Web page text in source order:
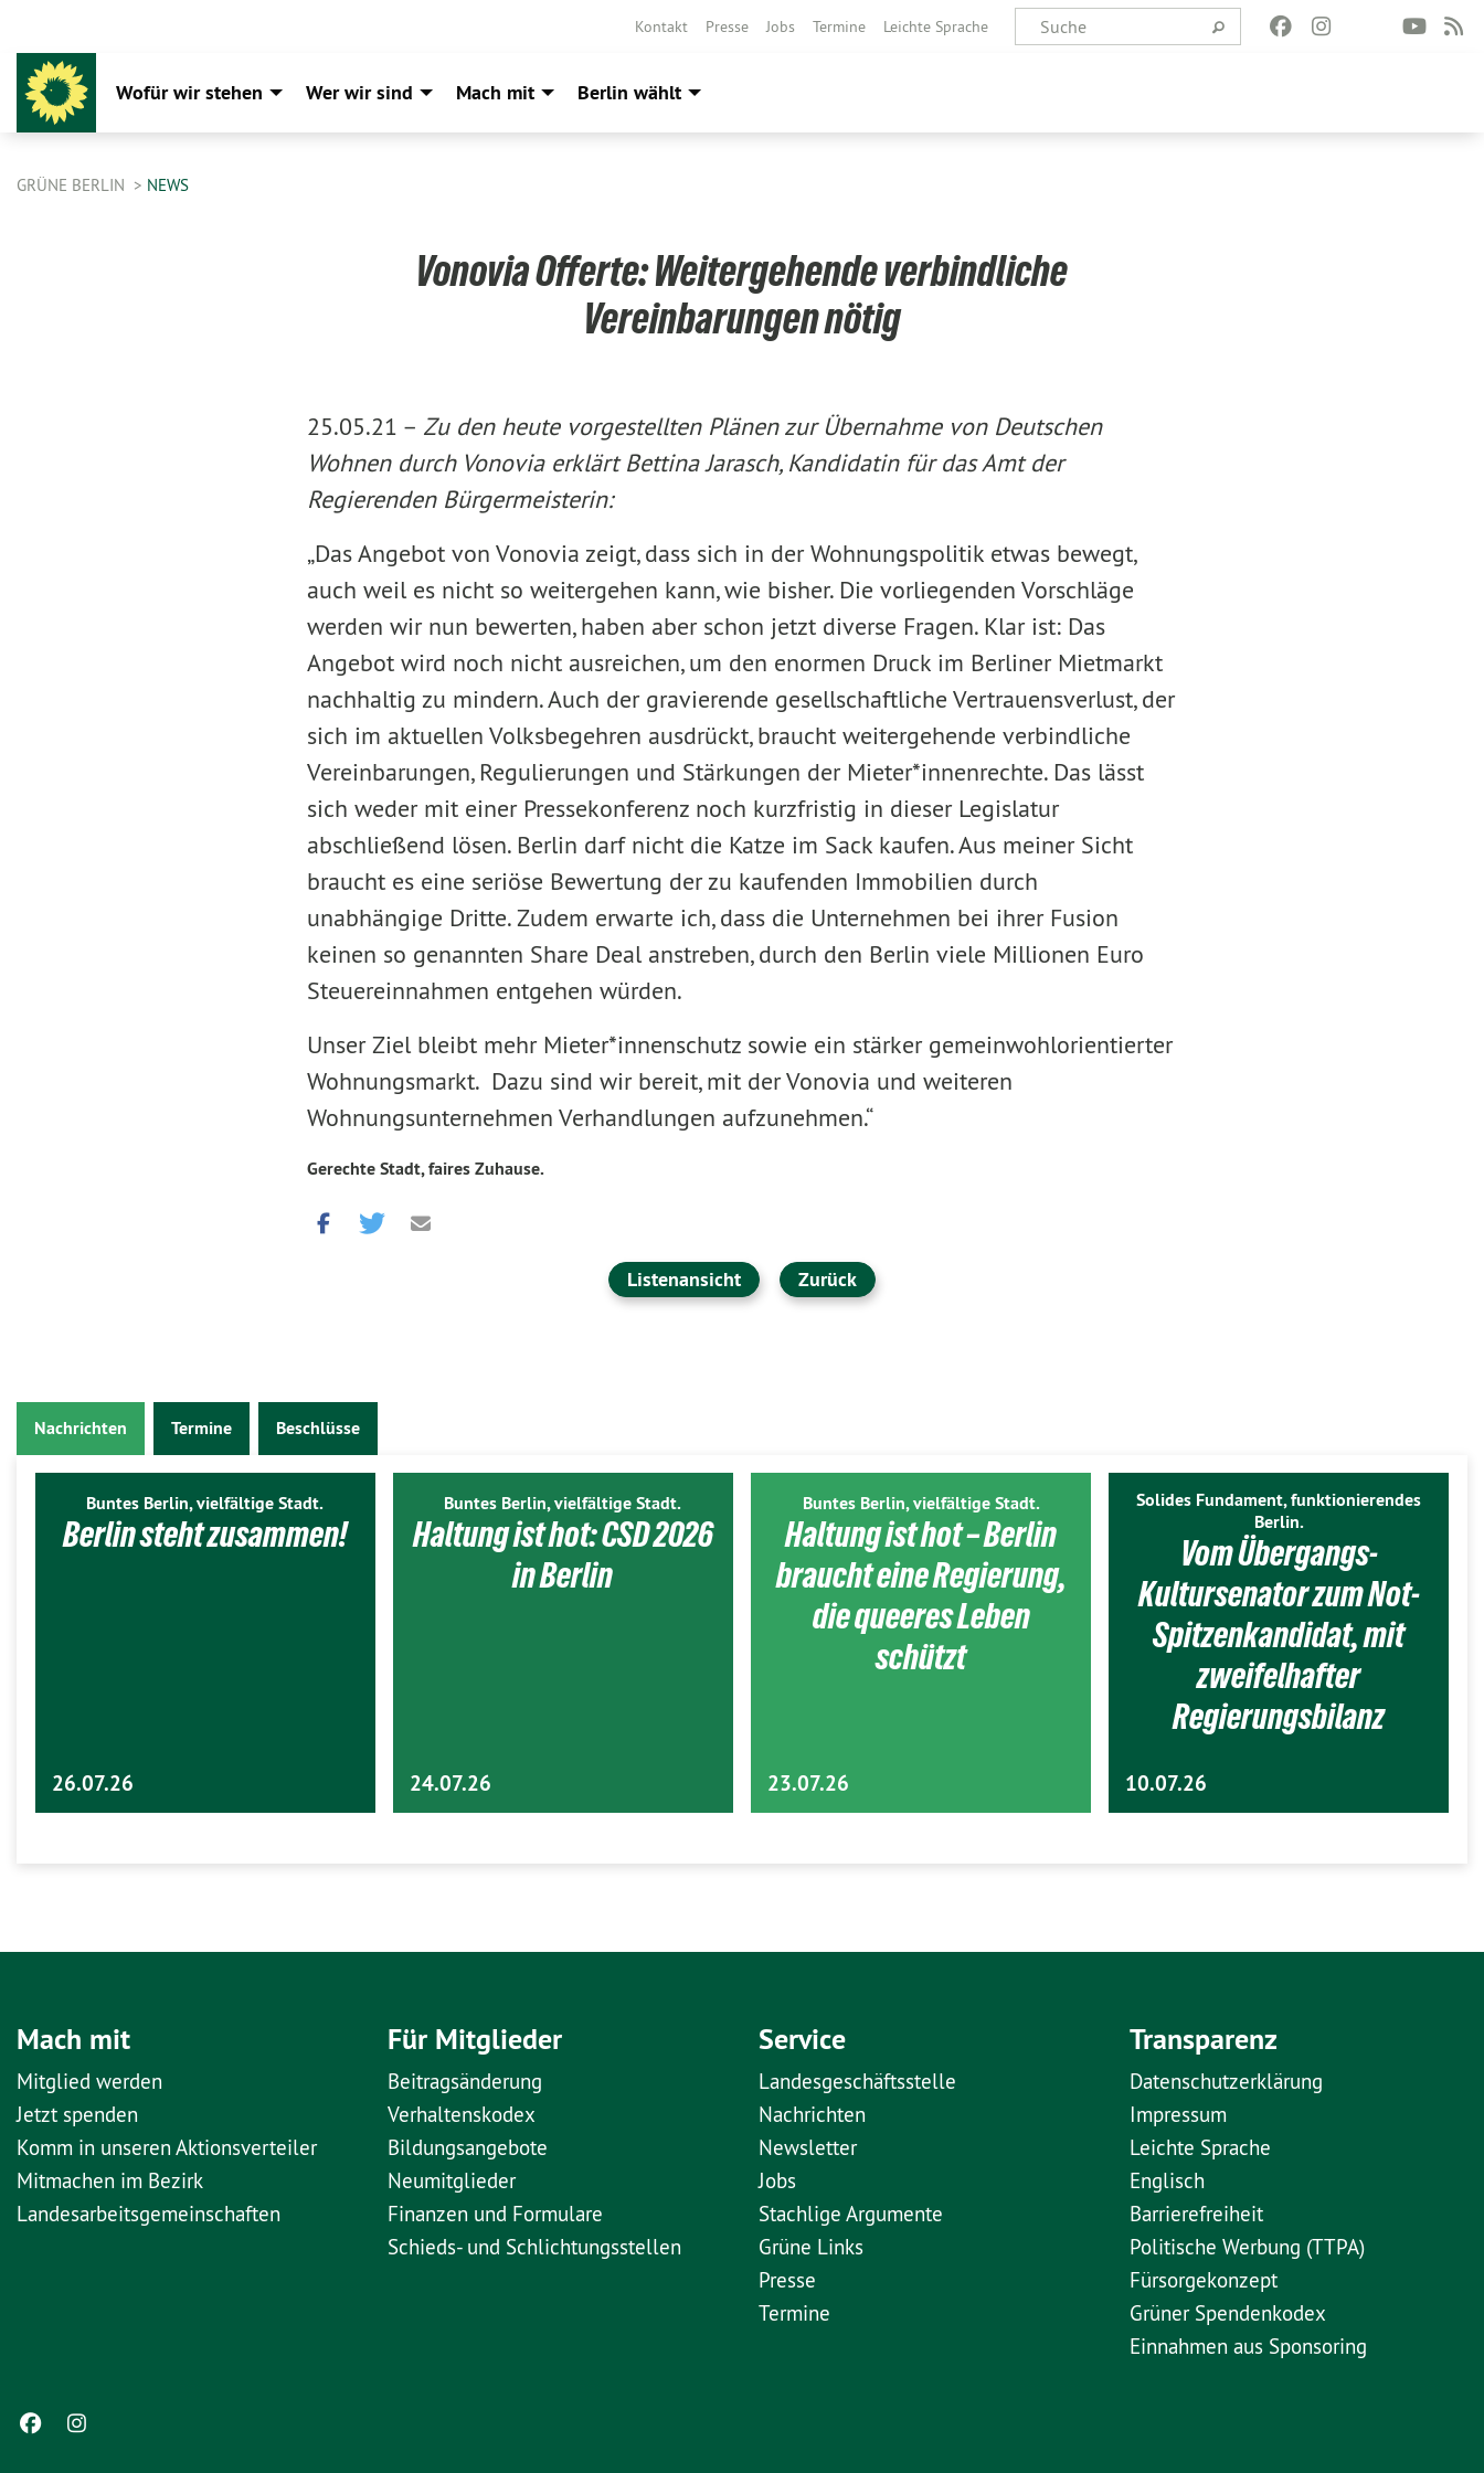
Kontakt Presse Jobs Termine Leichte Sprache
Wofür wir stehen Wer wir sind Mach mit Berlin wählt
GRÜNE BERLIN NEWS
Vonovia Offerte: Weitergehende verbindliche
Vereinbarungen nötig
25.05.21 – Zu den heute vorgestellten Plänen zur Übernahme von Deutschen
Wohnen durch Vonovia erklärt Bettina Jarasch, Kandidatin für das Amt der
Regierenden Bürgermeisterin:
„Das Angebot von Vonovia zeigt, dass sich in der Wohnungspolitik etwas bewegt,
auch weil es nicht so weitergehen kann, wie bisher. Die vorliegenden Vorschläge
werden wir nun bewerten, haben aber schon jetzt diverse Fragen. Klar ist: Das
Angebot wird noch nicht ausreichen, um den enormen Druck im Berliner Mietmarkt
nachhaltig zu mindern. Auch der gravierende gesellschaftliche Vertrauensverlust, der
sich im aktuellen Volksbegehren ausdrückt, braucht weitergehende verbindliche
Vereinbarungen, Regulierungen und Stärkungen der Mieter*innenrechte. Das lässt
sich weder mit einer Pressekonferenz noch kurzfristig in dieser Legislatur
abschließend lösen. Berlin darf nicht die Katze im Sack kaufen. Aus meiner Sicht
braucht es eine seriöse Bewertung der zu kaufenden Immobilien durch
unabhängige Dritte. Zudem erwarte ich, dass die Unternehmen bei ihrer Fusion
keinen so genannten Share Deal anstreben, durch den Berlin viele Millionen Euro
Steuereinnahmen entgehen würden.
Unser Ziel bleibt mehr Mieter*innenschutz sowie ein stärker gemeinwohlorientierter
Wohnungsmarkt. Dazu sind wir bereit, mit der Vonovia und weiteren
Wohnungsunternehmen Verhandlungen aufzunehmen.“
Gerechte Stadt, faires Zuhause.
Listenansicht Zurück
Nachrichten Termine Beschlüsse
Buntes Berlin, vielfältige Stadt.
Berlin steht zusammen!
26.07.26
Buntes Berlin, vielfältige Stadt.
Haltung ist hot: CSD 2026
in Berlin
24.07.26
Buntes Berlin, vielfältige Stadt.
Haltung ist hot – Berlin
braucht eine Regierung,
die queeres Leben
schützt
23.07.26
Solides Fundament, funktionierendes
Berlin.
Vom Übergangs-
Kultursenator zum Not-
Spitzenkandidat, mit
zweifelhafter
Regierungsbilanz
10.07.26
Mach mit
Mitglied werden
Jetzt spenden
Komm in unseren Aktionsverteiler
Mitmachen im Bezirk
Landesarbeitsgemeinschaften
Für Mitglieder
Beitragsänderung
Verhaltenskodex
Bildungsangebote
Neumitglieder
Finanzen und Formulare
Schieds- und Schlichtungsstellen
Service
Landesgeschäftsstelle
Nachrichten
Newsletter
Jobs
Stachlige Argumente
Grüne Links
Presse
Termine
Transparenz
Datenschutzerklärung
Impressum
Leichte Sprache
Englisch
Barrierefreiheit
Politische Werbung (TTPA)
Fürsorgekonzept
Grüner Spendenkodex
Einnahmen aus Sponsoring